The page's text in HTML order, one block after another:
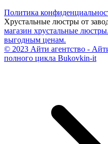
Политика
Хрустальные люстры от
магазин хрустальные люстры.
выгодным ценам.
© 2023 Айти агентство -
полного цикла Bukovkin-it